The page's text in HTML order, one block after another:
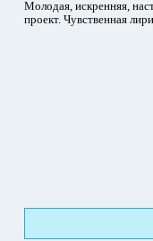
Молодая, искренняя,
проект. Чувственная